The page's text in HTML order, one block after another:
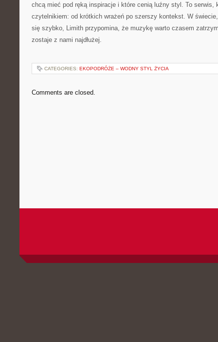
chcą mieć pod ręką inspiracje i które cenią luźny styl. To serwis,
czytelnikiem: od krótkich wrażeń po szerszy kontekst. W
się szybko, Limith przypomina, że muzykę warto czasem
zostaje z nami najdłużej.
CATEGORIES: EKOPODRÓŻE – WODNY STYL ŻYCIA
Comments are closed.